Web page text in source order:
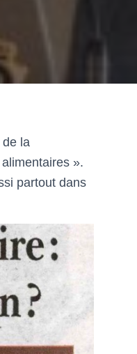
de la
».
partout dans